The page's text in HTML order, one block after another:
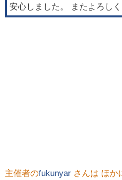
安心しました。 またよろしく
主催者のfukunyar さんは ほか